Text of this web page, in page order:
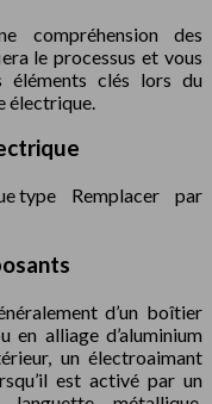
compréhension des
le processus et vous
éléments clés lors du
électrique.
Remplacer par
d’un boîtier
en alliage d’aluminium
un électroaimant
est activé par un